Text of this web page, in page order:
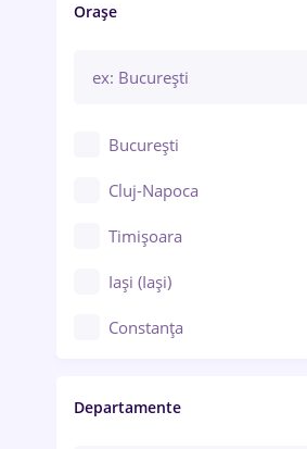
Orașe
București
Cluj-Napoca
Timișoara
Iași (Iași)
Constanța
Brașov
Departamente